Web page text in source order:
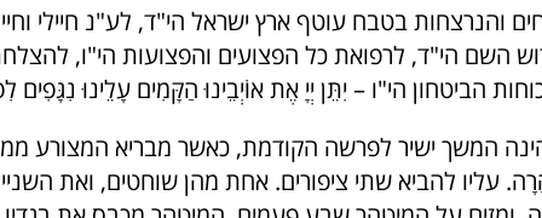
והנרצחות בטבח עוטף ארץ ישראל הי"ד, לע"נ חיילי
השם הי"ד, לרפואת כל הפצועים והפצועות הי"ו,
הביטחון הי"ו – יִתֵּן יְיָ אֶת אוֹיְבֵינוּ הַקָּמִים עָלֵינוּ נִגָּפִים
המשך ישיר לפרשה הקודמת, כאשר מבריא המצורע
עליו להביא שתי ציפורים. אחת מהן שוחטים, ואת